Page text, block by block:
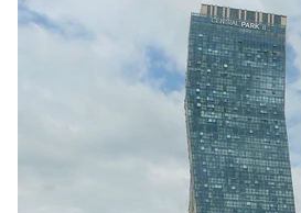
Один із найамбітніших
стало спільним проєктом
Stanley Real Estate. Усіма ж
Місто звели просто на
близько 80 тисяч осіб, але,